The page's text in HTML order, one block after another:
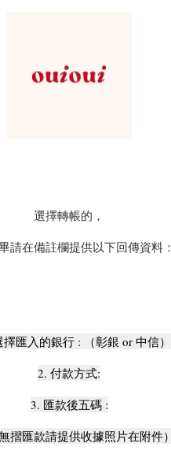
選擇轉帳的，
請在備註欄提供以下回傳資料：
擇匯入的銀行 : （彰銀 or 中信）
2. 付款方式:
3. 匯款後五碼 :
摺匯款請提供收據照片在附件）